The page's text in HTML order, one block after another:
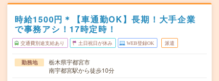
時給1500円＊【車通勤OK】長期！大手企業
で事務アシ！17時定時！
交通費別途支給あり 土日祝日が休み WEB登録OK 派遣
勤務地
栃木県宇都宮市
南宇都宮駅から徒歩10分